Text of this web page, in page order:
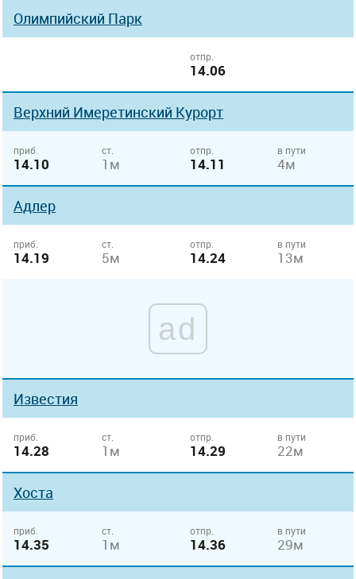
Олимпийский Парк
отпр.
14.06
Верхний Имеретинский Курорт
приб.
14.10
ст.
1м
отпр.
14.11
в пути
4м
Адлер
приб.
14.19
ст.
5м
отпр.
14.24
в пути
13м
ad
Известия
приб.
14.28
ст.
1м
отпр.
14.29
в пути
22м
Хоста
приб.
14.35
ст.
1м
отпр.
14.36
в пути
29м